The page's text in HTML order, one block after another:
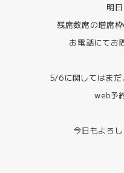
明日
残席数席の増席
お電話にてお
5/6に関してはまだ
web予
今日もよろ